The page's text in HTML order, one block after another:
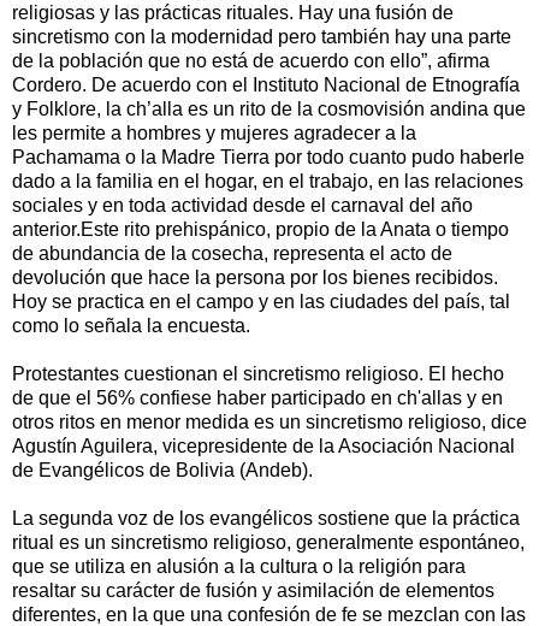
religiosas y las prácticas rituales. Hay una fusión de
sincretismo con la modernidad pero también hay una parte
de la población que no está de acuerdo con ello”, afirma
Cordero. De acuerdo con el Instituto Nacional de Etnografía
y Folklore, la ch’alla es un rito de la cosmovisión andina que
les permite a hombres y mujeres agradecer a la
Pachamama o la Madre Tierra por todo cuanto pudo haberle
dado a la familia en el hogar, en el trabajo, en las relaciones
sociales y en toda actividad desde el carnaval del año
anterior.Este rito prehispánico, propio de la Anata o tiempo
de abundancia de la cosecha, representa el acto de
devolución que hace la persona por los bienes recibidos.
Hoy se practica en el campo y en las ciudades del país, tal
como lo señala la encuesta.
Protestantes cuestionan el sincretismo religioso. El hecho
de que el 56% confiese haber participado en ch'allas y en
otros ritos en menor medida es un sincretismo religioso, dice
Agustín Aguilera, vicepresidente de la Asociación Nacional
de Evangélicos de Bolivia (Andeb).
La segunda voz de los evangélicos sostiene que la práctica
ritual es un sincretismo religioso, generalmente espontáneo,
que se utiliza en alusión a la cultura o la religión para
resaltar su carácter de fusión y asimilación de elementos
diferentes, en la que una confesión de fe se mezclan con las